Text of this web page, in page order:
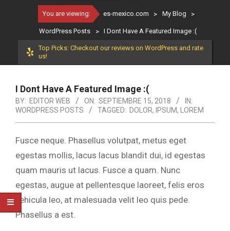
You are viewing: es-mexico.com > My Blog >
WordPress Posts > I Dont Have A Featured Image :(
Top Picks: Checkout our reviews on WordPress and rate
us!
I Dont Have A Featured Image :(
BY: EDITOR WEB ON: SEPTIEMBRE 15, 2018
IN:
WORDPRESS POSTS
TAGGED: DOLOR, IPSUM, LOREM
Fusce neque. Phasellus volutpat, metus eget
egestas mollis, lacus lacus blandit dui, id egestas
quam mauris ut lacus. Fusce a quam. Nunc
egestas, augue at pellentesque laoreet, felis eros
vehicula leo, at malesuada velit leo quis pede.
Phasellus a est.